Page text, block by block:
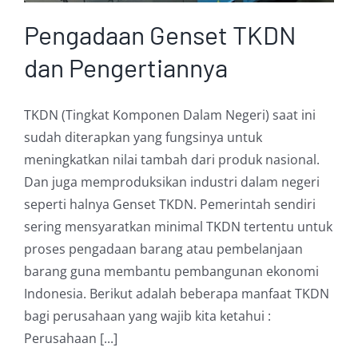
Pengadaan Genset TKDN
dan Pengertiannya
TKDN (Tingkat Komponen Dalam Negeri) saat ini
sudah diterapkan yang fungsinya untuk
meningkatkan nilai tambah dari produk nasional.
Dan juga memproduksikan industri dalam negeri
seperti halnya Genset TKDN. Pemerintah sendiri
sering mensyaratkan minimal TKDN tertentu untuk
proses pengadaan barang atau pembelanjaan
barang guna membantu pembangunan ekonomi
Indonesia. Berikut adalah beberapa manfaat TKDN
bagi perusahaan yang wajib kita ketahui :
Perusahaan [...]